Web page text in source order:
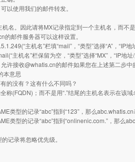
使用我们的邮件转发。
名。因此请将MX记录指定到一个主机名，而不是
邮件服务器可以这样设置。
主机名”栏填“mail”，“类型”选择“A”，“IP地
机名”栏保留为空，“类型”选择“MX”，“IP地址/
接收@whatis.cn的邮件如果您在上述第二步中
本意思
的没有？这有什么不同吗？
(FQDN)；而不是用“.”结尾的主机名表示在该域
型的记录“abc”指到“123”，那么abc.whatis.cn
型的记录“abc”指到“onlinenic.com.”，那么
记录将忽略优先级。